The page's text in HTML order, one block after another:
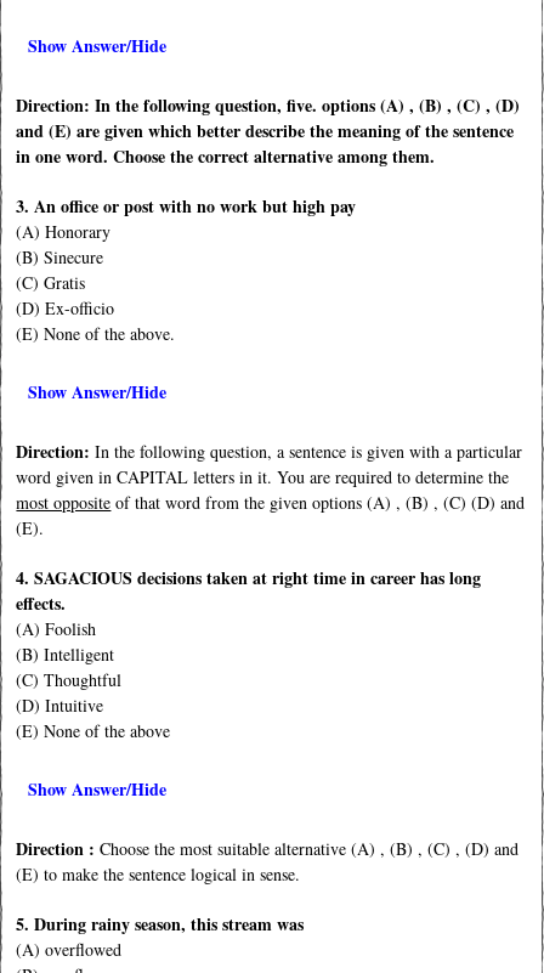
Show Answer/Hide
Direction: In the following question, five. options (A) , (B) , (C) , (D)
and (E) are given which better describe the meaning of the sentence
in one word. Choose the correct alternative among them.
3. An office or post with no work but high pay
(A) Honorary
(B) Sinecure
(C) Gratis
(D) Ex-officio
(E) None of the above.
Show Answer/Hide
Direction: In the following question, a sentence is given with a particular
word given in CAPITAL letters in it. You are required to determine the
most opposite of that word from the given options (A) , (B) , (C) (D) and
(E).
4. SAGACIOUS decisions taken at right time in career has long
effects.
(A) Foolish
(B) Intelligent
(C) Thoughtful
(D) Intuitive
(E) None of the above
Show Answer/Hide
Direction : Choose the most suitable alternative (A) , (B) , (C) , (D) and
(E) to make the sentence logical in sense.
5. During rainy season, this stream was
(A) overflowed